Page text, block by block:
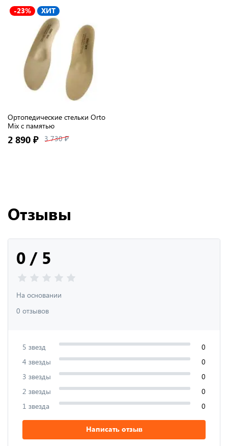
-23% ХИТ
Ортопедические стельки Orto
Mix с памятью
2 890 ₽ 3 730 ₽
Отзывы
0 / 5
На основании
0 отзывов
5 звезд
0
4 звезды
0
3 звезды
0
2 звезды
0
1 звезда
0
Написать отзыв